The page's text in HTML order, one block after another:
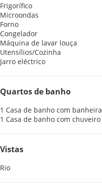
Frigorífico
Microondas
Forno
Congelador
Máquina de lavar louça
Utensílios/Cozinha
Jarro eléctrico
Quartos de banho
1 Casa de banho com banheira
1 Casa de banho com chuveiro
Vistas
Rio